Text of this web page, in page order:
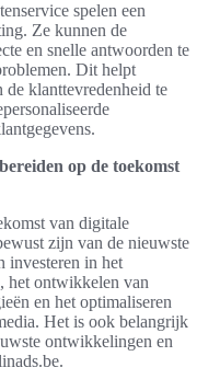
spelen een
Ze kunnen de
en snelle antwoorden te
Dit helpt
de klanttevredenheid te
op de toekomst
van digitale
zijn van de nieuwste
investeren in het
het ontwikkelen van
en het optimaliseren
Het is ook belangrijk
ontwikkelingen en